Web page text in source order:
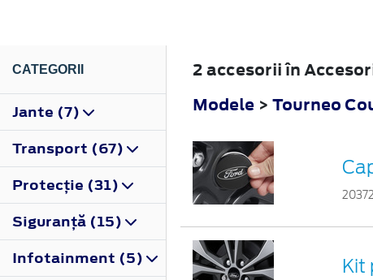
CATEGORII
Jante (7)
Transport (67)
Protecţie (31)
Siguranţă (15)
Infotainment (5)
2 accesorii în
Modele > Tourneo
Kit